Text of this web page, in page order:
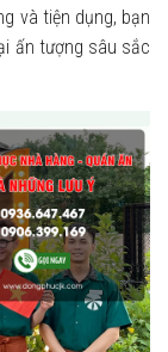
và tiện dụng, bạn
ấn tượng sâu sắc